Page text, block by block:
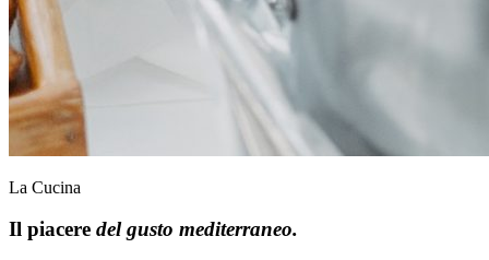
La Cucina
Il piacere del gusto mediterraneo.